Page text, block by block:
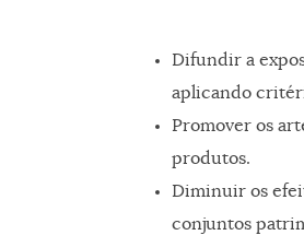
Difundir a
aplicando
Promover os
produtos.
Diminuir os
conjuntos